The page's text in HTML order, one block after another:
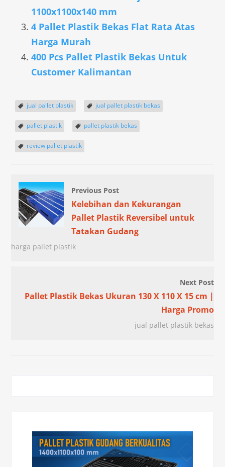
1100x1100x140 mm
4 Pallet Plastik Bekas Flat Rata Atas
Harga Murah
400 Pcs Pallet Plastik Bekas Untuk
Customer Kalimantan
jual pallet plastik jual pallet plastik bekas
pallet plastik pallet plastik bekas
review pallet plastik
Previous Post
Kelebihan dan Kekurangan
Pallet Plastik Reversibel untuk
Tatakan Gudang
harga pallet plastik
Next Post
Pallet Plastik Bekas Ukuran 130 X 110 X 15 cm |
Harga Promo
jual pallet plastik bekas